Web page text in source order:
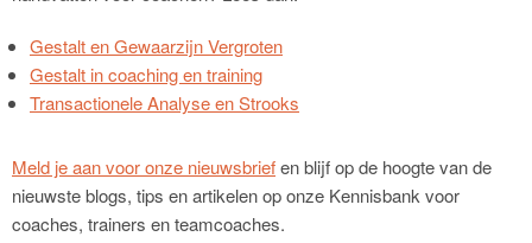
Gestalt en Gewaarzijn Vergroten
Gestalt in coaching en training
Transactionele Analyse en Strooks
Meld je aan voor onze nieuwsbriefen blijf op de hoogte van de
nieuwste blogs, tips en artikelen op onze Kennisbank voor
coaches, trainers en teamcoaches.